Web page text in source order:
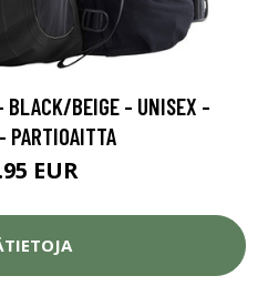
BLACK/BEIGE - UNISEX -
PARTIOAITTA
EUR